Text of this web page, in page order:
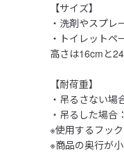
【サイズ】
・洗剤やスプレ
・トイレットペ
高さは16cmと
【耐荷重】
・吊るさない場
・吊るした場合
※使用するフッ
※商品の奥行が